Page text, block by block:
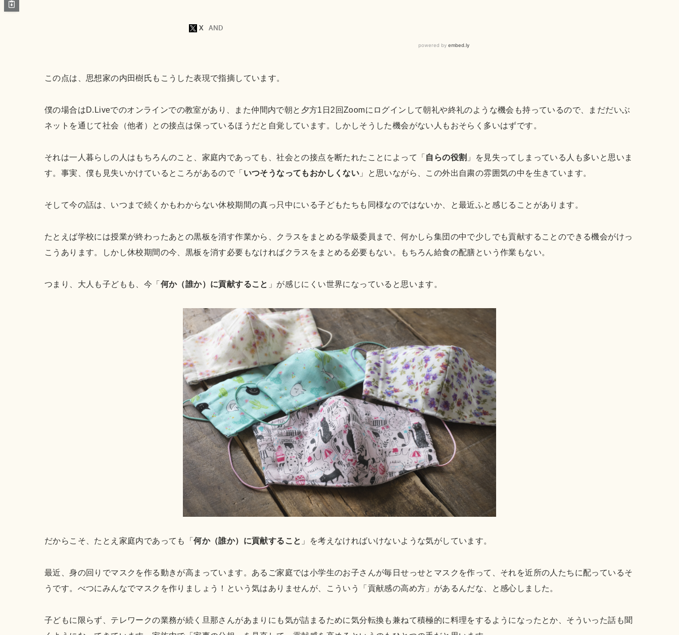
この点は、思想家の内田樹氏もこうした表現で指摘しています。
僕の場合はD.Liveでのオンラインでの教室があり、また仲間内で朝と夕方1日2回Zoomにログインして朝礼や終礼のような機会も持っているので、まだだいぶ
ネットを通じて社会（他者）との接点は保っているほうだと自覚しています。しかしそうした機会がない人もおそらく多いはずです。
それは一人暮らしの人はもちろんのこと、家庭内であっても、社会との接点を断たれたことによって「 自らの役割 」を見失ってしまっている人も多いと思いま
す。事実、僕も見失いかけているところがあるので「 いつそうなってもおかしくない 」と思いながら、この外出自粛の雰囲気の中を生きています。
そして今の話は、いつまで続くかもわからない休校期間の真っ只中にいる子どもたちも同様なのではないか、と最近ふと感じることがあります。
たとえば学校には授業が終わったあとの黒板を消す作業から、クラスをまとめる学級委員まで、何かしら集団の中で少しでも貢献することのできる機会がけっ
こうあります。しかし休校期間の今、黒板を消す必要もなければクラスをまとめる必要もない。もちろん給食の配膳という作業もない。
つまり、大人も子どもも、今「 何か（誰か）に貢献すること 」が感じにくい世界になっていると思います。
だからこそ、たとえ家庭内であっても「何か（誰か）に貢献すること 」を考えなければいけないような気がしています。
最近、身の回りでマスクを作る動きが高まっています。あるご家庭では小学生のお子さんが毎日せっせとマスクを作って、それを近所の人たちに配っているそ
うです。べつにみんなでマスクを作りましょう！という気はありませんが、こういう「貢献感の高め方」があるんだな、と感心しました。
子どもに限らず、テレワークの業務が続く旦那さんがあまりにも気が詰まるために気分転換も兼ねて積極的に料理をするようになったとか、そういった話も聞